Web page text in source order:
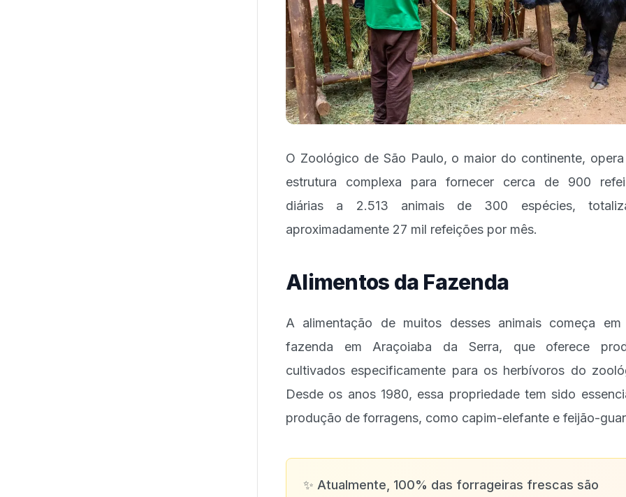
O Zoológico de São Paulo, o maior do continente, opera
estrutura complexa para fornecer cerca de 900
diárias a 2.513 animais de 300 espécies,
aproximadamente 27 mil refeições por mês.
Alimentos da Fazenda
A alimentação de muitos desses animais começa em
fazenda em Araçoiaba da Serra, que oferece
cultivados especificamente para os herbívoros do
Desde os anos 1980, essa propriedade tem sido
produção de forragens, como capim-elefante e feijão-
✨ Atualmente, 100% das forrageiras frescas são